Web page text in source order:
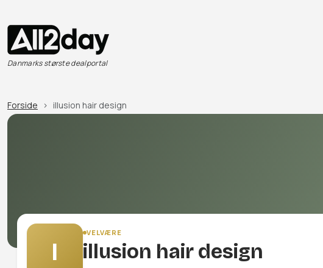
Danmarks største dealportal
Forside illusion hair design
I
VELVÆRE
illusion hair design